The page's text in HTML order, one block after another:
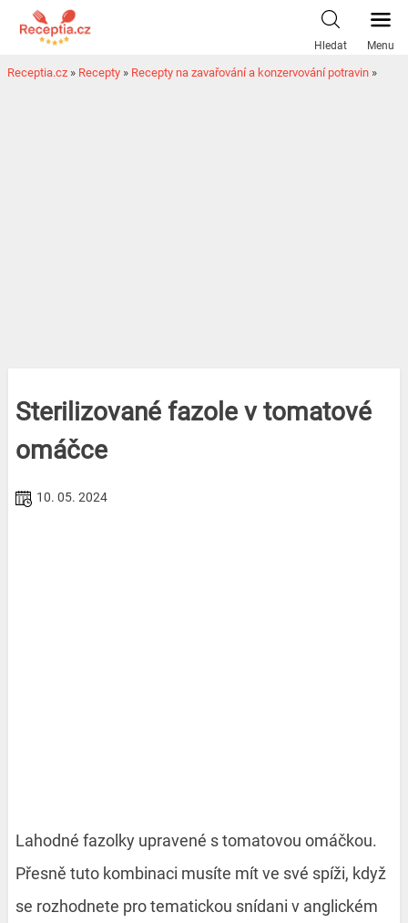
Hledat Menu
Receptia.cz » Recepty » Recepty na zavařování a konzervování potravin »
Sterilizované fazole v tomatové
omáčce
10. 05. 2024
Lahodné fazolky upravené s tomatovou omáčkou.
Přesně tuto kombinaci musíte mít ve své spíži, když
se rozhodnete pro tematickou snídani v anglickém